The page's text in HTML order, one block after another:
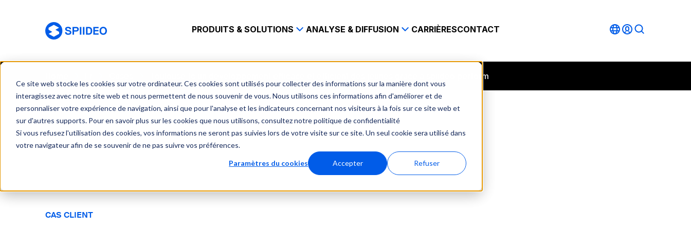
Ce site web stocke les cookies sur votre ordinateur. Ces cookies sont utilisés pour collecter des informations sur la manière dont vous
interagissez avec notre site web et nous permettent de nous souvenir de vous. Nous utilisons ces informations afin d'améliorer et de
personnaliser votre expérience de navigation, ainsi que pour l'analyse et les indicateurs concernant nos visiteurs à la fois sur ce site web et
sur d'autres supports. Pour en savoir plus sur les cookies que nous utilisons, consultez notre politique de confidentialité
Si vous refusez l'utilisation des cookies, vos informations ne seront pas suivies lors de votre visite sur ce site. Un seul cookie sera utilisé dans
votre navigateur afin de se souvenir de ne pas suivre vos préférences.
Paramètres du cookies Accepter Refuser
PRODUITS & SOLUTIONS ANALYSE & DIFFUSION CARRIÈRESCONTACT
Toulouse fc un developpement efficace et efficient des jeunes grace a spiideo perform
CAS CLIENT